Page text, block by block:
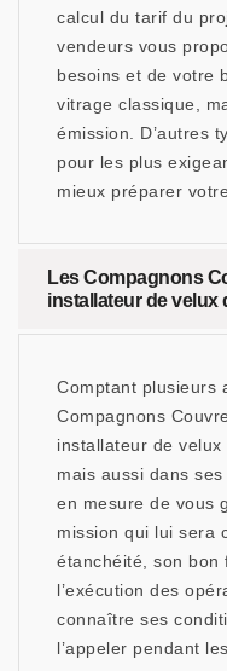
calcul du tarif du
vendeurs vous
besoins et de votre
vitrage classique,
émission. D’autres
pour les plus
mieux préparer
Les Compagnons
installateur de velux
Comptant plusieurs
Compagnons
installateur de
mais aussi dans
en mesure de vous
mission qui lui sera
étanchéité, son bon
l’exécution des
connaître ses
l’appeler pendant